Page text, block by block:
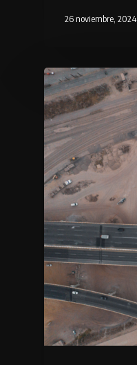
26 noviembre, 2024